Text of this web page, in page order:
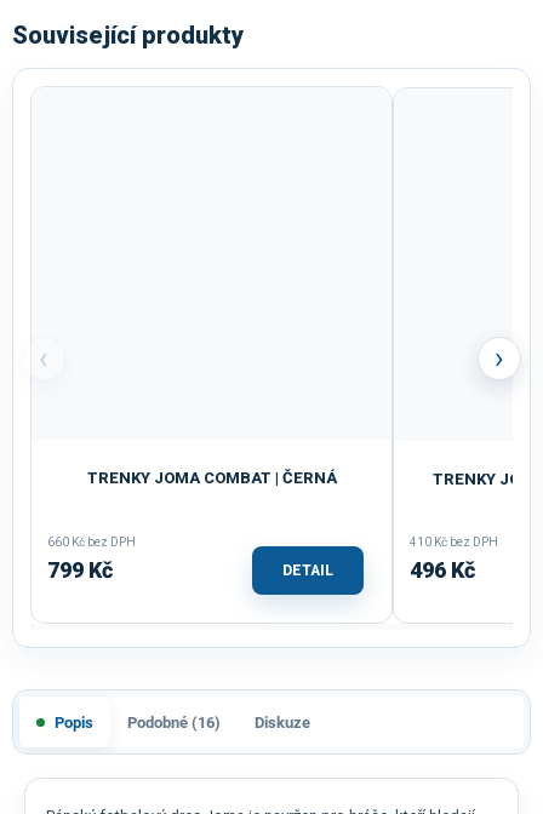
Související produkty
‹
TRENKY JOMA COMBAT | ČERNÁ
660 Kč bez DPH
799 Kč DETAIL
TRENKY
410 Kč bez DPH
496 Kč
›
Popis Podobné (16) Diskuze